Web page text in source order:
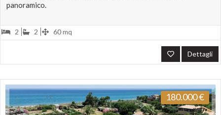
panoramico.
2 2 60 mq
Dettagli
180.000€